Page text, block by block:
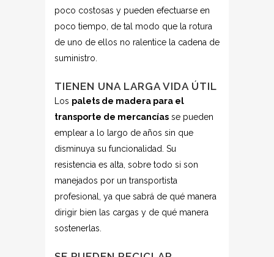
poco costosas y pueden efectuarse en
poco tiempo, de tal modo que la rotura
de uno de ellos no ralentice la cadena de
suministro.
TIENEN UNA LARGA VIDA ÚTIL
Los palets de madera para el
transporte de mercancías se pueden
emplear a lo largo de años sin que
disminuya su funcionalidad. Su
resistencia es alta, sobre todo si son
manejados por un transportista
profesional, ya que sabrá de qué manera
dirigir bien las cargas y de qué manera
sostenerlas.